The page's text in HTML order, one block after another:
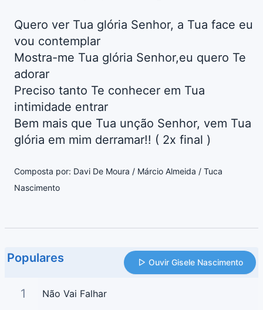
Quero ver Tua glória Senhor, a Tua face eu
vou contemplar
Mostra-me Tua glória Senhor,eu quero Te
adorar
Preciso tanto Te conhecer em Tua
intimidade entrar
Bem mais que Tua unção Senhor, vem Tua
glória em mim derramar!! ( 2x final )
Composta por: Davi De Moura / Márcio Almeida / Tuca
Nascimento
Populares Ouvir Gisele Nascimento
1 Não Vai Falhar